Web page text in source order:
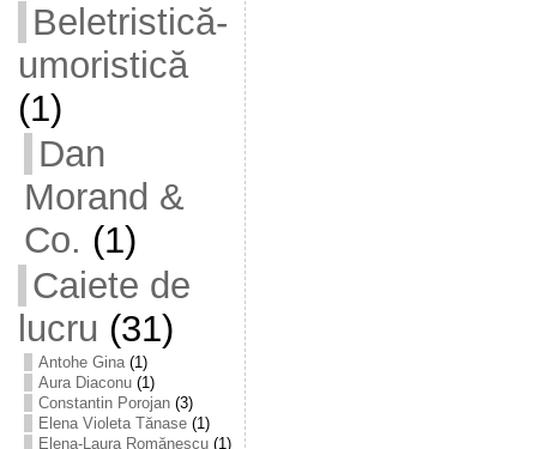
Beletristică-
umoristică
(1)
Dan
Morand &
Co. (1)
Caiete de
lucru (31)
Antohe Gina(1)
Aura Diaconu(1)
Constantin Porojan(3)
Elena Violeta Tănase(1)
Elena-Laura Romănescu(1)